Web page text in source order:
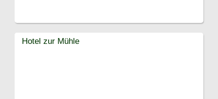
Hotel zur Mühle